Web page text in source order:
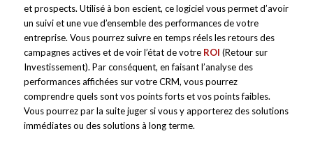
et prospects. Utilisé à bon escient, ce logiciel vous permet d’avoir
un suivi et une vue d’ensemble des performances de votre
entreprise. Vous pourrez suivre en temps réels les retours des
campagnes actives et de voir l’état de votre ROI (Retour sur
Investissement). Par conséquent, en faisant l’analyse des
performances affichées sur votre CRM, vous pourrez
comprendre quels sont vos points forts et vos points faibles.
Vous pourrez par la suite juger si vous y apporterez des solutions
immédiates ou des solutions à long terme.